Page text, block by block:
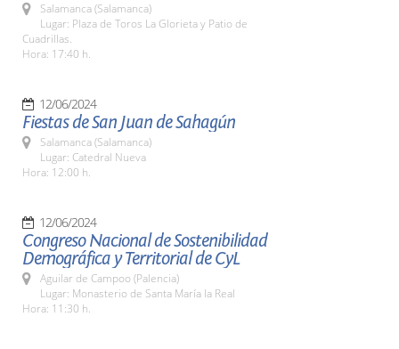
Salamanca (Salamanca)
Lugar: Plaza de Toros La Glorieta y Patio de
Cuadrillas.
Hora: 17:40 h.
12/06/2024
Fiestas de San Juan de Sahagún
Salamanca (Salamanca)
Lugar: Catedral Nueva
Hora: 12:00 h.
12/06/2024
Congreso Nacional de Sostenibilidad
Demográfica y Territorial de CyL
Aguilar de Campoo (Palencia)
Lugar: Monasterio de Santa María la Real
Hora: 11:30 h.